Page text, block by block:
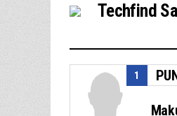
Techfind
1